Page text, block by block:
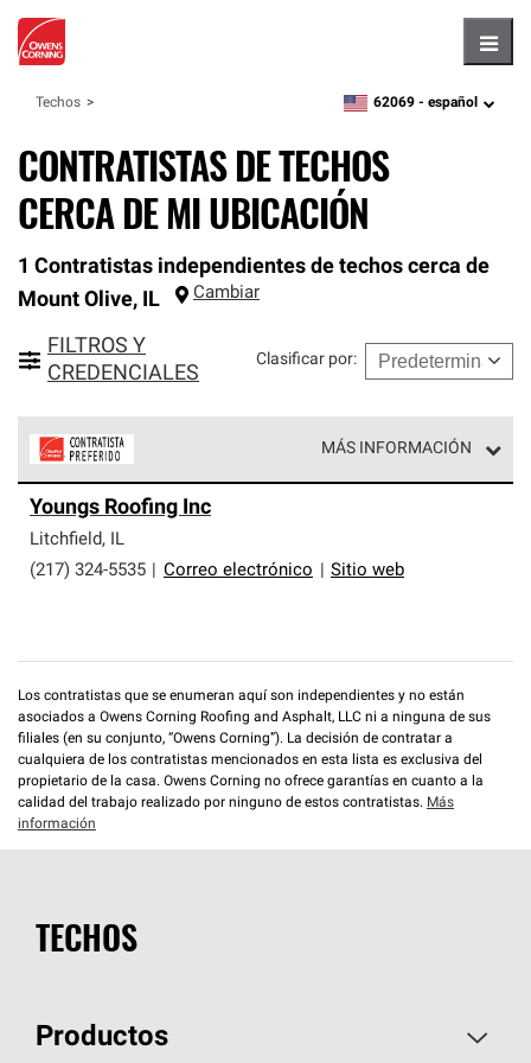
Techos zipcode,language
62069 - español
CONTRATISTAS DE TECHOS
CERCA DE MI UBICACIÓN
1 Contratistas independientes de techos cerca de
Mount Olive, IL Cambiar
FILTROS Y
CREDENCIALES
Clasificar por:
MÁS INFORMACIÓN
parte de una red exclusiva de profesionales de techos
que cumplen con altos estándares y requisitos estrictos
de profesionalismo y confiabilidad.
Youngs Roofing Inc
Litchfield, IL
(217) 324-5535
Correo electrónico Sitio web
Los contratistas que se enumeran aquí son independientes y no están
asociados a Owens Corning Roofing and Asphalt, LLC ni a ninguna de sus
filiales (en su conjunto, “Owens Corning”). La decisión de contratar a
cualquiera de los contratistas mencionados en esta lista es exclusiva del
propietario de la casa. Owens Corning no ofrece garantías en cuanto a la
calidad del trabajo realizado por ninguno de estos contratistas. Más
información
TECHOS
Productos